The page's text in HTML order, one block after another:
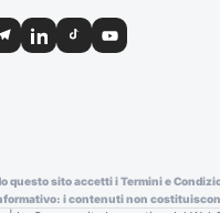
questo sito accetti i Termini e
i contenuti non